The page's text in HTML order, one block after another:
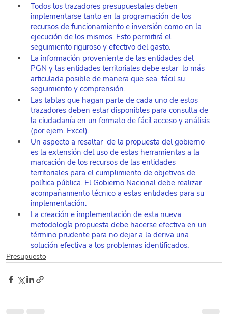
Todos los trazadores presupuestales deben
implementarse tanto en la programación de los
recursos de funcionamiento e inversión como en la
ejecución de los mismos. Esto permitirá el
seguimiento riguroso y efectivo del gasto.
La información proveniente de las entidades del
PGN y las entidades territoriales debe estar  lo más
articulada posible de manera que sea  fácil su
seguimiento y comprensión.
Las tablas que hagan parte de cada uno de estos
trazadores deben estar disponibles para consulta de
la ciudadanía en un formato de fácil acceso y análisis
(por ejem. Excel).
Un aspecto a resaltar  de la propuesta del gobierno
es la extensión del uso de estas herramientas a la
marcación de los recursos de las entidades
territoriales para el cumplimiento de objetivos de
política pública. El Gobierno Nacional debe realizar
acompañamiento técnico a estas entidades para su
implementación.
La creación e implementación de esta nueva
metodología propuesta debe hacerse efectiva en un
término prudente para no dejar a la deriva una
solución efectiva a los problemas identificados.
Presupuesto